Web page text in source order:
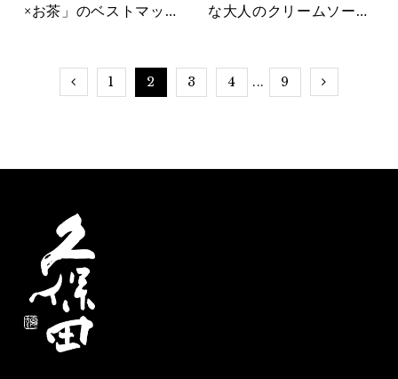
×お茶」のベストマッチ
な大人のクリームソーダ
1 2 3 4 ... 9